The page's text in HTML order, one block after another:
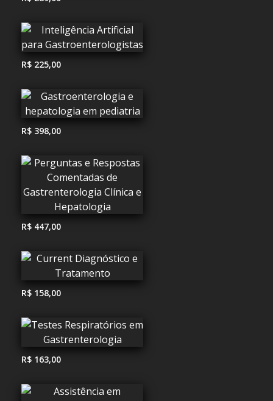
R$ 225,00
R$ 398,00
R$ 447,00
R$ 158,00
R$ 163,00